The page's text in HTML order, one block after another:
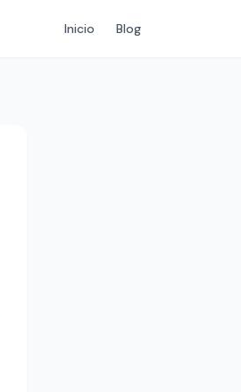
Inicio Blog